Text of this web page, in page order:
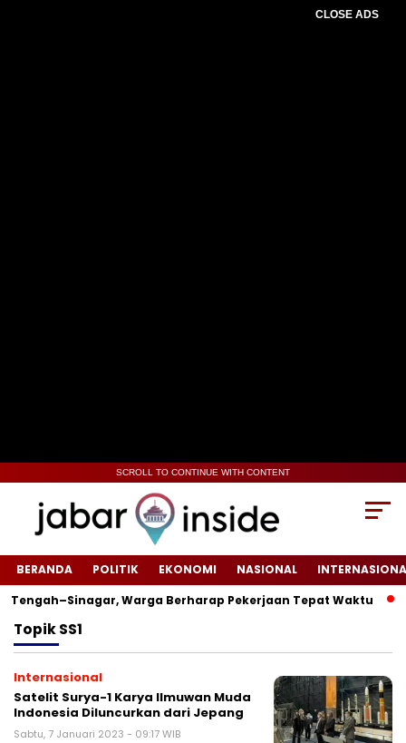
CLOSE ADS
SCROLL TO CONTINUE WITH CONTENT
BERANDA POLITIK EKONOMI NASIONAL
Warga Berharap Pekerjaan Tepat Waktu
TopikSS1
Internasional
Satelit Surya-1 Karya Ilmuwan Muda
Indonesia Diluncurkan dari Jepang
Sabtu, 7 Januari 2023 - 09:17 WIB